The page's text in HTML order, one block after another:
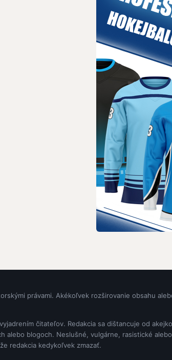
právami. Akékoľvek rozširovanie obsahu
čitateľov. Redakcia sa dištancuje od
alebo blogoch. Neslušné, vulgárne, rasistické
redakcia kedykoľvek zmazať.